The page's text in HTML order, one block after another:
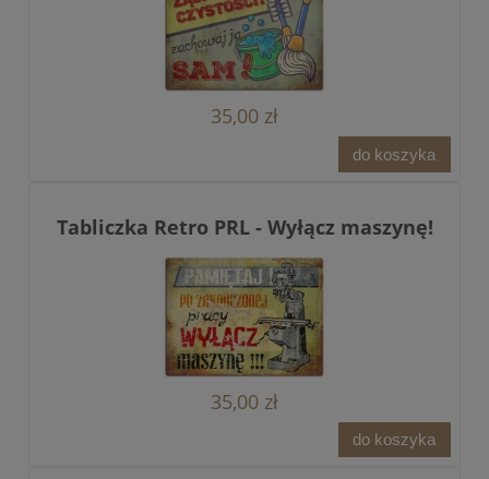
35,00 zł
do koszyka
Tabliczka Retro PRL - Wyłącz maszynę!
35,00 zł
do koszyka